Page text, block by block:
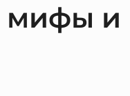
мифы и